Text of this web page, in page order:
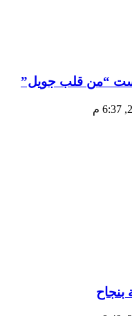
“من قلب جويل”